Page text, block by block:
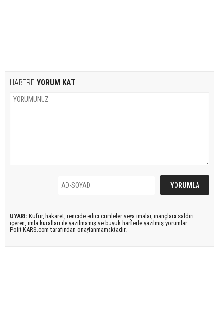
HABERE YORUM KAT
UYARI: Küfür, hakaret, rencide edici cümleler veya imalar, inançlara saldırı
içeren, imla kuralları ile yazılmamış ve büyük harflerle yazılmış yorumlar
PolitiKARS.com tarafından onaylanmamaktadır.